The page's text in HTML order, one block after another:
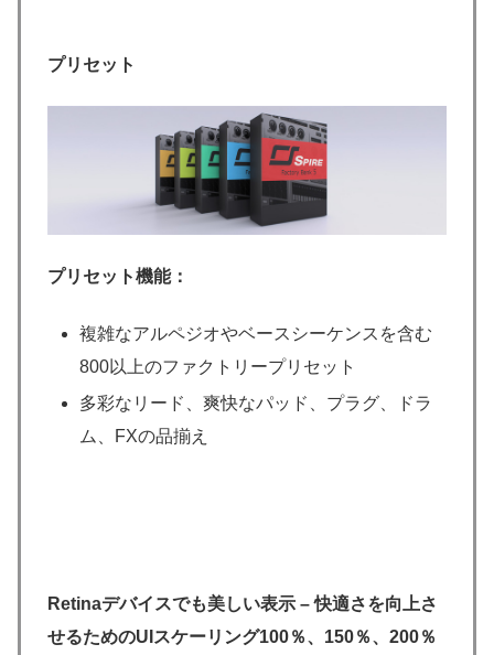
プリセット
プリセット機能：
複雑なアルペジオやベースシーケンスを含む
800以上のファクトリープリセット
多彩なリード、爽快なパッド、プラグ、ドラ
ム、FXの品揃え
Retinaデバイスでも美しい表示 – 快適さを向上さ
せるためのUIスケーリング100％、150％、200％